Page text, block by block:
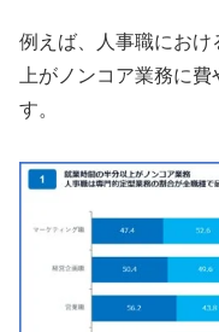
例えば、人事職にお
上がノンコア業務に費
す。